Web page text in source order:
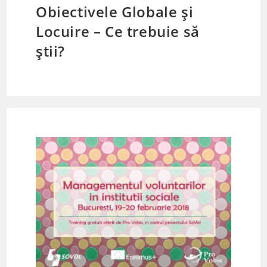
Obiectivele Globale și
Locuire – Ce trebuie să
știi?